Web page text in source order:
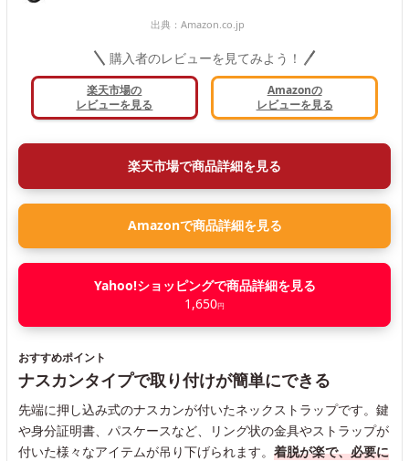
出典： Amazon.co.jp
購入者のレビューを見てみよう！
楽天市場の
レビューを見る
Amazonの
レビューを見る
楽天市場で商品詳細を見る
Amazonで商品詳細を見る
Yahoo!ショッピングで商品詳細を見る
1,650円
おすすめポイント
ナスカンタイプで取り付けが簡単にできる
先端に押し込み式のナスカンが付いたネックストラップです。鍵
や身分証明書、パスケースなど、リング状の金具やストラップが
付いた様々なアイテムが吊り下げられます。 着脱が楽で、必要に